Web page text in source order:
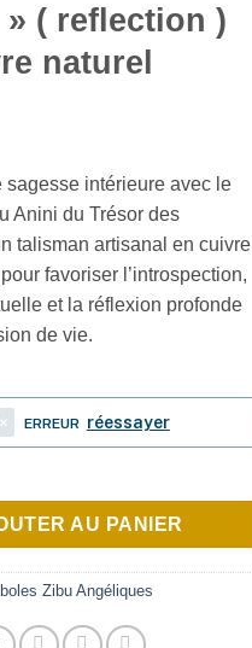
( reflection )
naturel
sagesse intérieure avec le
Anini du Trésor des
talisman artisanal en cuivre
favoriser l’introspection,
et la réflexion profonde
de vie.
ERREUR réessayer
AU PANIER
Zibu Angéliques